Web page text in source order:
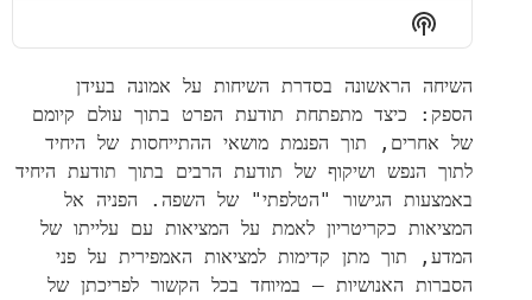
Show Podcast Information
השיחה הראשונה בסדרת השיחות על אמונה בעידן
הספק: כיצד מתפתחת תודעת הפרט בתוך עולם קיומם
של אחרים, תוך הפנמת מושאי ההתייחסות של היחיד
לתוך הנפש ושיקוף של תודעת הרבים בתוך תודעת היחיד
באמצעות הגישור "הטלפתי" של השפה. הפניה אל
המציאות כקריטריון לאמת על המציאות עם עלייתו של
המדע, תוך מתן קדימות למציאות האמפירית על פני
הסברות האנושיות – במיוחד בכל הקשור לפריכתן של